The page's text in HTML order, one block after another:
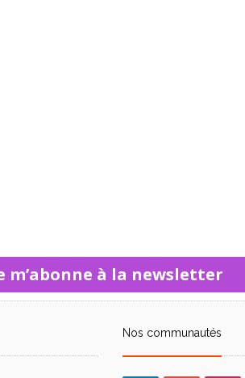
m’abonne à la newsletter
Nos communautés